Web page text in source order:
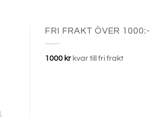
FRI FRAKT ÖVER 1000:-
1000 kr kvar till fri frakt